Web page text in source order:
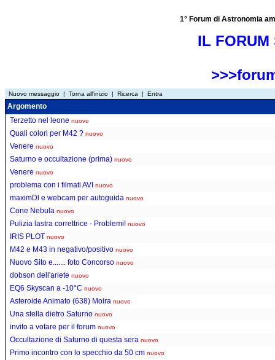
1° Forum di Astronomia
IL FORUM
Nuovo messaggio | Torna all'inizio | Ricerca | Entra
Argomento
Terzetto nel leone nuovo
Quali colori per M42 ? nuovo
Venere nuovo
Saturno e occultazione (prima) nuovo
Venere nuovo
problema con i filmati AVI nuovo
maximDl e webcam per autoguida nuovo
Cone Nebula nuovo
Pulizia lastra correttrice - Problemi! nuovo
IRIS PLOT nuovo
M42 e M43 in negativo/positivo nuovo
Nuovo Sito e....... foto Concorso nuovo
dobson dell'ariete nuovo
EQ6 Skyscan a -10°C nuovo
Asteroide Animato (638) Moira nuovo
Una stella dietro Saturno nuovo
invito a votare per il forum nuovo
Occultazione di Saturno di questa sera nuovo
Primo incontro con lo specchio da 50 cm nuovo